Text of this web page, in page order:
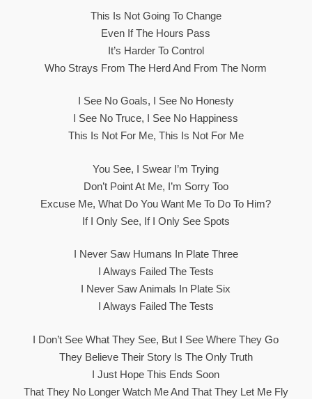
This Is Not Going To Change
Even If The Hours Pass
It’s Harder To Control
Who Strays From The Herd And From The Norm
I See No Goals, I See No Honesty
I See No Truce, I See No Happiness
This Is Not For Me, This Is Not For Me
You See, I Swear I’m Trying
Don’t Point At Me, I’m Sorry Too
Excuse Me, What Do You Want Me To Do To Him?
If I Only See, If I Only See Spots
I Never Saw Humans In Plate Three
I Always Failed The Tests
I Never Saw Animals In Plate Six
I Always Failed The Tests
I Don’t See What They See, But I See Where They Go
They Believe Their Story Is The Only Truth
I Just Hope This Ends Soon
That They No Longer Watch Me And That They Let Me Fly